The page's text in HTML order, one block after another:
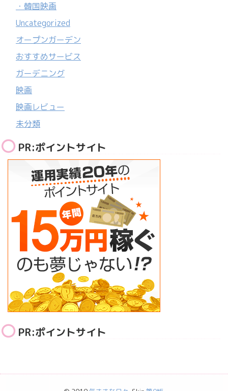
・韓国映画
Uncategorized
オープンガーデン
おすすめサービス
ガーデニング
映画
映画レビュー
未分類
PR:ポイントサイト
PR:ポイントサイト